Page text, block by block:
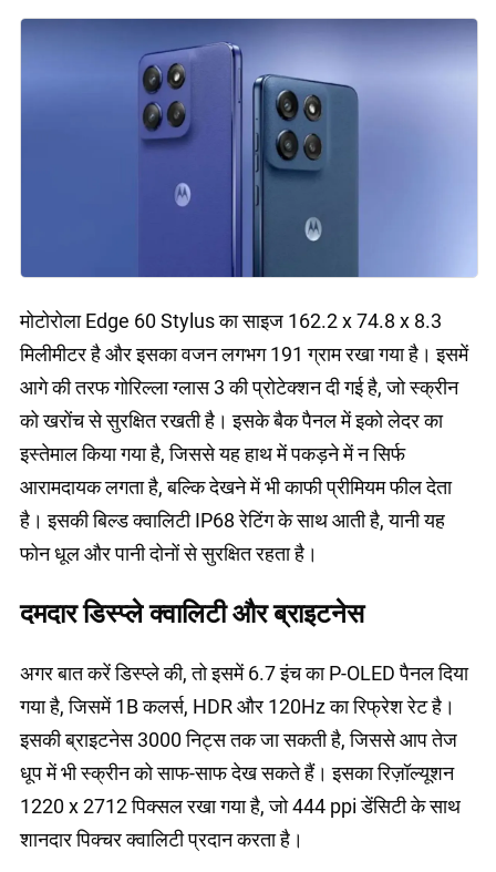
मोटोरोला Edge 60 Stylus का साइज 162.2 x 74.8 x 8.3
मिलीमीटर है और इसका वजन लगभग 191 ग्राम रखा गया है। इसमें
आगे की तरफ गोरिल्ला ग्लास 3 की प्रोटेक्शन दी गई है, जो स्क्रीन
को खरोंच से सुरक्षित रखती है। इसके बैक पैनल में इको लेदर का
इस्तेमाल किया गया है, जिससे यह हाथ में पकड़ने में न सिर्फ
आरामदायक लगता है, बल्कि देखने में भी काफी प्रीमियम फील देता
है। इसकी बिल्ड क्वालिटी IP68 रेटिंग के साथ आती है, यानी यह
फोन धूल और पानी दोनों से सुरक्षित रहता है।
दमदार डिस्प्ले क्वालिटी और ब्राइटनेस
अगर बात करें डिस्प्ले की, तो इसमें 6.7 इंच का P-OLED पैनल दिया
गया है, जिसमें 1B कलर्स, HDR और 120Hz का रिफ्रेश रेट है।
इसकी ब्राइटनेस 3000 निट्स तक जा सकती है, जिससे आप तेज
धूप में भी स्क्रीन को साफ-साफ देख सकते हैं। इसका रिज़ॉल्यूशन
1220 x 2712 पिक्सल रखा गया है, जो 444 ppi डेंसिटी के साथ
शानदार पिक्चर क्वालिटी प्रदान करता है।